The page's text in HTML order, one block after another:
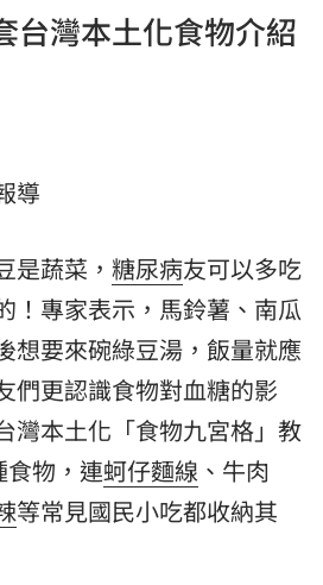
台灣本土化食物介紹
導
是蔬菜， 糖尿病友可以多吃
！專家表示，馬鈴薯、南瓜
想要來碗綠豆湯，飯量就應
們更認識食物對血糖的影
灣本土化「食物九宮格」教
物，連蚵仔麵線 、 牛肉
等常見國民小吃都收納其